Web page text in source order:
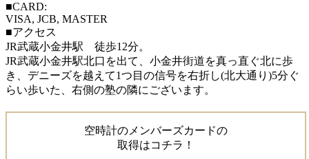
■CARD:
VISA, JCB, MASTER
■アクセス
JR武蔵小金井駅 徒歩12分。
JR武蔵小金井駅北口を出て、小金井街道を真っ直ぐ北に歩
き、デニーズを越えて1つ目の信号を右折し(北大通り)5分ぐ
らい歩いた、右側の塾の隣にございます。
空時計のメンバーズカードの
取得はコチラ！